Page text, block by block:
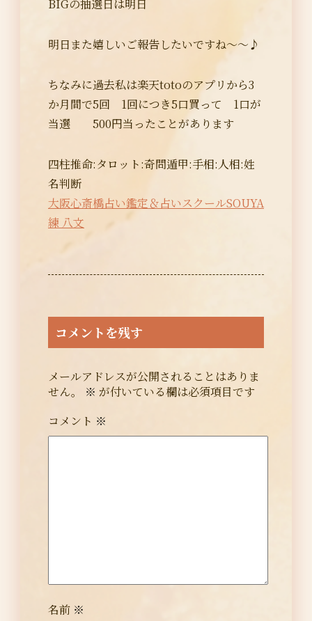
BIGの抽選日は明日
明日また嬉しいご報告したいですね～～♪
ちなみに過去私は楽天totoのアプリから3
か月間で5回 1回につき5口買って 1口が
当選 500円当ったことがあります
四柱推命:タロット:奇問遁甲:手相:人相:姓
名判断
大阪心斎橋占い鑑定＆占いスクールSOUYA
練 八文
コメントを残す
メールアドレスが公開されることはありま
せん。
※ が付いている欄は必須項目です
コメント ※
名前 ※